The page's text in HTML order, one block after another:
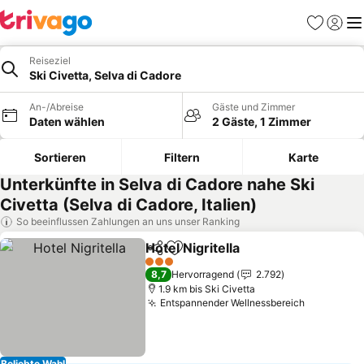
Favoriten
Reiseziel
Ski Civetta, Selva di Cadore
An-/Abreise
Daten wählen
Gäste und Zimmer
2 Gäste, 1 Zimmer
Sortieren Filtern Karte
Unterkünfte in Selva di Cadore nahe Ski
Civetta (Selva di Cadore, Italien)
So beeinflussen Zahlungen an uns unser Ranking
TeilenZu Favoriten hinzufügen
Hotel Nigritella
3 Sterne
8,7 Hervorragend
2.792
1.9 km bis Ski Civetta
Entspannender WellnessbereichPreise